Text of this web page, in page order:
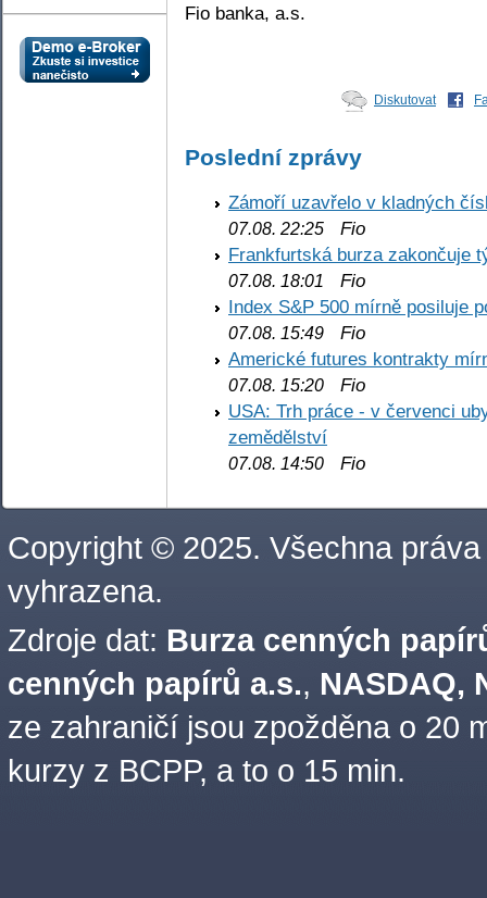
Fio banka, a.s.
Diskutovat
Poslední zprávy
Zámoří uzavřelo v kladných
07.08. 22:25 Fio
Frankfurtská burza zakončuje
07.08. 18:01
Fio
Index S&P 500 mírně posiluje
07.08. 15:49 Fio
Americké futures kontrakty
07.08. 15:20 Fio
USA: Trh práce - v červenci
zemědělství
07.08. 14:50 Fio
Copyright © 2025. Všechna práva
vyhrazena.
Zdroje dat: Burza cenných
cenných papírů a.s., NASDAQ,
ze zahraničí jsou zpožděna o 20
kurzy z BCPP, a to o 15 min.